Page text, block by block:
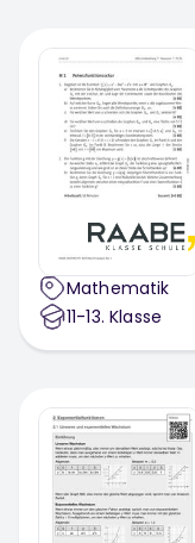
Mathematik
11-13. Klasse